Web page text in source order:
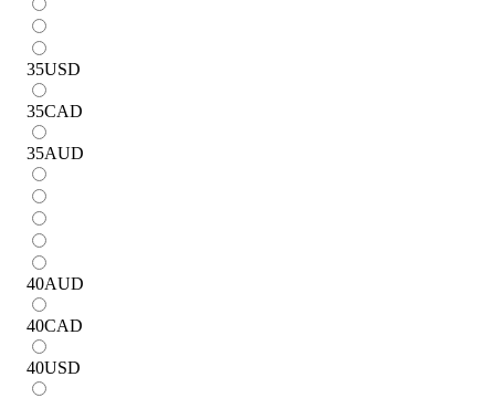
35USD
35CAD
35AUD
40AUD
40CAD
40USD